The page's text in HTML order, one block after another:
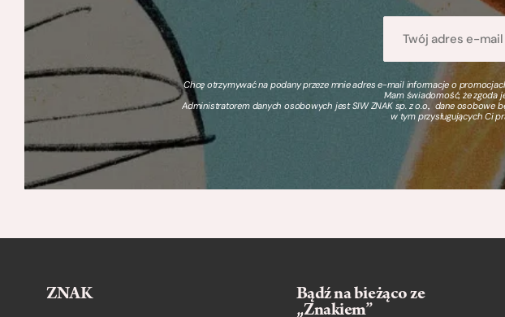
Chcę otrzymywać na podany przeze mnie adres e-mail informacje o
Mam świadomość, że zgoda
Administratorem danych osobowych jest SIW ZNAK sp. z o.o., dane osobowe
w tym przysługujących Ci
ZNAK
Bądź na bieżąco ze
„Znakiem”